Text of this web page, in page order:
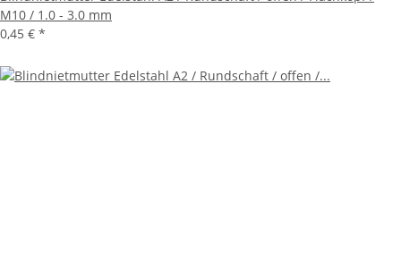
M10 / 1.0 - 3.0 mm
0,45 € *